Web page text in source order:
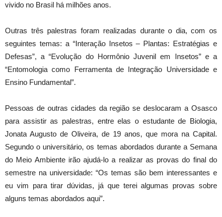
vivido no Brasil há milhões anos.
Outras três palestras foram realizadas durante o dia, com os
seguintes temas: a “Interação Insetos – Plantas: Estratégias e
Defesas”, a “Evolução do Hormônio Juvenil em Insetos” e a
“Entomologia como Ferramenta de Integração Universidade e
Ensino Fundamental”.
Pessoas de outras cidades da região se deslocaram a Osasco
para assistir as palestras, entre elas o estudante de Biologia,
Jonata Augusto de Oliveira, de 19 anos, que mora na Capital.
Segundo o universitário, os temas abordados durante a Semana
do Meio Ambiente irão ajudá-lo a realizar as provas do final do
semestre na universidade: “Os temas são bem interessantes e
eu vim para tirar dúvidas, já que terei algumas provas sobre
alguns temas abordados aqui”.